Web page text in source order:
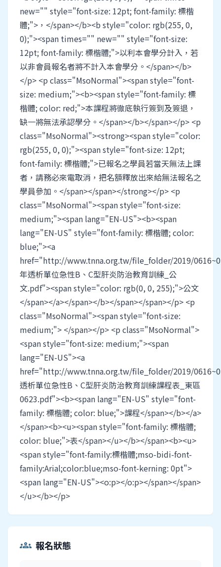
new="" style="font-size: 12pt; font-family: 標楷
體;">，</span></b><b style="color: rgb(255, 0,
0);"><span times="" new="" style="font-size:
12pt; font-family: 標楷體;">以利本會學分計入，若
以非會員報名者將不計入本會學分。</span></b>
</p> <p class="MsoNormal"><span style="font-
size: medium;"><b><span style="font-family: 標
楷體; color: red;">本課程將徹底執行簽到及簽退，
缺一將無法承認學分。</span></b></span></p> <p
class="MsoNormal"><strong><span style="color:
rgb(255, 0, 0);"><span style="font-size: 12pt;
font-family: 標楷體;">已報名之學員若當天無法上課
者，請務必來電取消，把名額釋放出來給無法報名之
學員參加。</span></span></strong></p> <p
class="MsoNormal"><span style="font-size:
medium;"><span lang="EN-US"><b><span
lang="EN-US" style="font-family: 標楷體; color:
blue;"><a
href="http://www.tnna.org.tw/file_folder/2019/
年透析單位急性B、C型肝炎防治教育訓練_公
文.pdf"><span style="color: rgb(0, 0, 255);">公文
</span></a></span></b></span></span></p> <p
class="MsoNormal"><span style="font-size:
medium;"> </span></p> <p class="MsoNormal">
<span style="font-size: medium;"><span
lang="EN-US"><a
href="http://www.tnna.org.tw/file_folder/2019/
透析單位急性B、C型肝炎防治教育訓練課程表_東區
0623.pdf"><b><span lang="EN-US" style="font-
family: 標楷體; color: blue;">課程</span></b></a>
</span><b><u><span style="font-family: 標楷體;
color: blue;">表</span></u></b></span><b><u>
<span style="font-family:標楷體;mso-bidi-font-
family:Arial;color:blue;mso-font-kerning: 0pt">
<span lang="EN-US"><o:p></o:p></span></span>
</u></b></p>
groups 報名狀態